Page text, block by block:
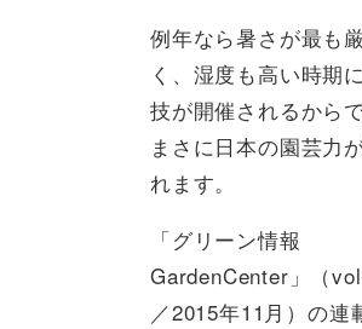
例年なら暑さが最も
く、湿度も高い時期
技が開催されるからで
まさに日本の園芸力
れます。
「グリーン情報
GardenCenter」（
／2015年11月）の連